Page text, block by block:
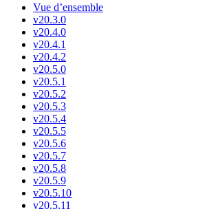
Vue d’ensemble
v20.3.0
v20.4.0
v20.4.1
v20.4.2
v20.5.0
v20.5.1
v20.5.2
v20.5.3
v20.5.4
v20.5.5
v20.5.6
v20.5.7
v20.5.8
v20.5.9
v20.5.10
v20.5.11